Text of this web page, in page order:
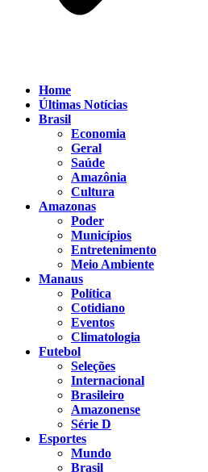
Home
Últimas Notícias
Brasil
Economia
Geral
Saúde
Amazônia
Cultura
Amazonas
Poder
Municípios
Entretenimento
Meio Ambiente
Manaus
Política
Cotidiano
Eventos
Climatologia
Futebol
Seleções
Internacional
Brasileiro
Amazonense
Série D
Esportes
Mundo
Brasil